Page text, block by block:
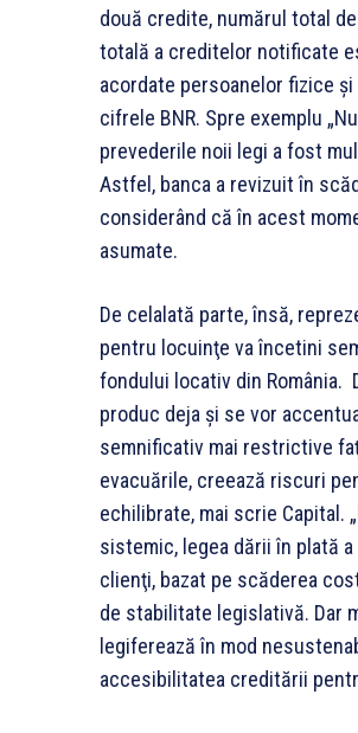
două credite, numărul total
totală a creditelor notificate
acordate persoanelor fizice
cifrele BNR. Spre exemplu
prevederile noii legi a fost
Astfel, banca a revizuit în
considerând că în acest
asumate.
De celalată parte, însă,
pentru locuinţe va încetini
fondului locativ din România.
produc deja şi se vor
semnificativ mai restrictive
evacuările, creează riscuri
echilibrate, mai scrie Capital.
sistemic, legea dării în plată
clienţi, bazat pe scăderea
de stabilitate legislativă. Dar
legiferează în mod
accesibilitatea creditării